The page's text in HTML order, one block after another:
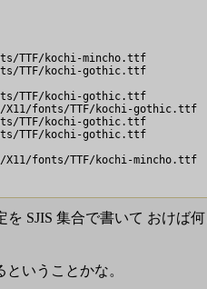
TTF/kochi-mincho.ttf
TTF/kochi-gothic.ttf
TTF/kochi-gothic.ttf
fonts/TTF/kochi-gothic.ttf
TTF/kochi-gothic.ttf
TTF/kochi-gothic.ttf
fonts/TTF/kochi-mincho.ttf
SJIS 集合で書いて おけば
いうことかな。